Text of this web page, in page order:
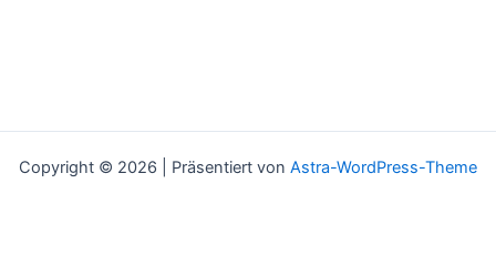
Copyright © 2026 | Präsentiert von Astra-WordPress-Theme